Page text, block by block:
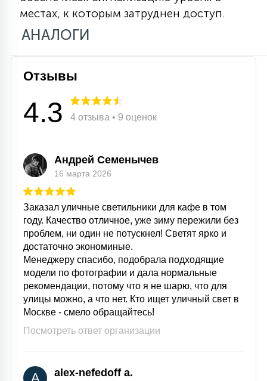
С УПРАВЛЕНИЕМ
41
местах, к которым затруднен доступ.
АНАЛОГИ
Отзывы
4.3 4 отзыва • 9 оценок
Андрей Семенычев
16 марта 2026
Заказал уличные светильники для кафе в том
году. Качество отличное, уже зиму пережили без
проблем, ни один не потускнел! Светят ярко и
достаточно экономиные.
Менеджеру спасибо, подобрала подходящие
модели по фотографии и дала нормальные
рекомендации, потому что я не шарю, что для
улицы можно, а что нет. Кто ищет уличный свет в
Москве - смело обращайтесь!
Посмотреть ответ организации
A alex-nefedoff a.